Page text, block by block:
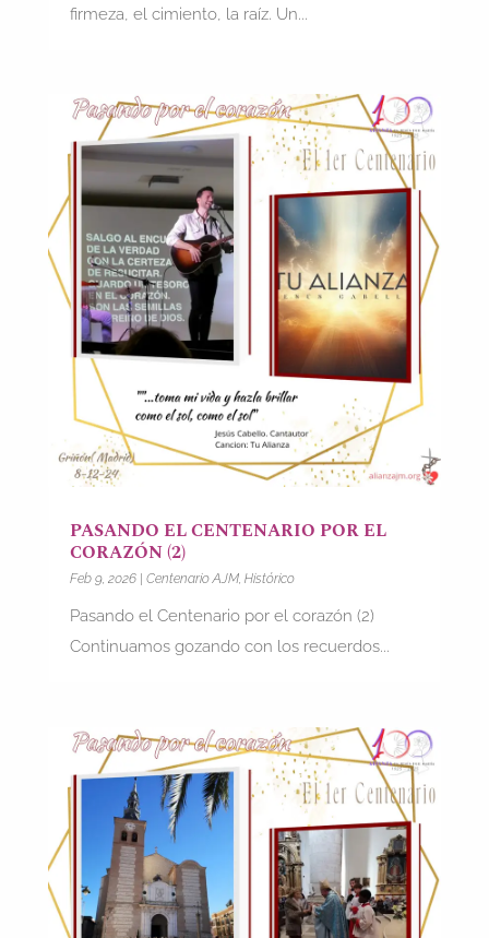
firmeza, el cimiento, la raíz. Un...
PASANDO EL CENTENARIO POR EL
CORAZÓN (2)
Feb 9, 2026| Centenario AJM, Histórico
Pasando el Centenario por el corazón (2)
Continuamos gozando con los recuerdos...